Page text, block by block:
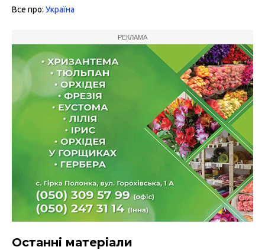
Все про: Україна
РЕКЛАМА
Останні матеріали